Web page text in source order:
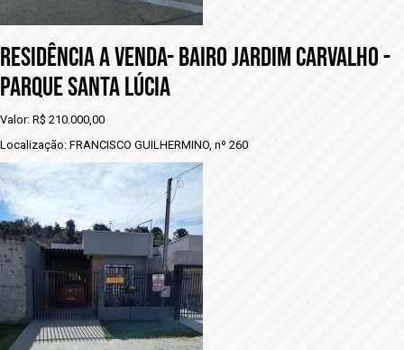
RESIDÊNCIA A VENDA- BAIRO JARDIM CARVALHO -
PARQUE SANTA LÚCIA
Valor: R$ 210.000,00
Localização: FRANCISCO GUILHERMINO, nº 260